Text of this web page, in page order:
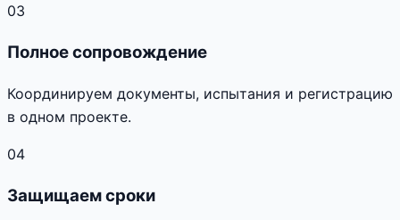
03
Полное сопровождение
Координируем документы, испытания и регистрацию
в одном проекте.
04
Защищаем сроки